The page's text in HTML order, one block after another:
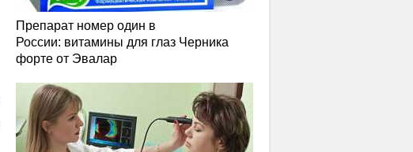
Препарат номер один в
России: витамины для глаз Черника
форте от Эвалар